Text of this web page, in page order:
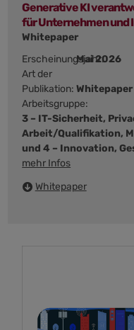
Generative KI
für Unternehmen und
Whitepaper
Erscheinungsjahr:
Mai 2026
Art der
Publikation: Whitepaper
Arbeitsgruppe:
3 – IT-Sicherheit,
Arbeit/Qualifikation,
und 4 – Innovation,
mehr Infos
Whitepaper